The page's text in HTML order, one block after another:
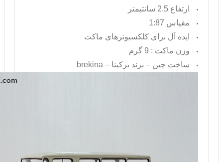
ارتفاع 2.5 سانتیمتر
مقیاس 1:87
ایده آل برای کلکسیونرهای ماکت
وزن ماکت : 9 گرم
ساخت چین – برند برکینا – brekina